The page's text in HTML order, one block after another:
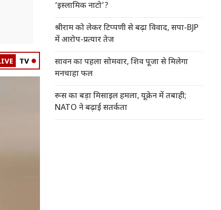
TV
‘इस्लामिक नाटो’?
श्रीराम को लेकर टिप्पणी से बढ़ा विवाद, सपा-BJP
में आरोप-प्रत्यार तेज
सावन का पहला सोमवार, शिव पूजा से मिलेगा
मनचाहा फल
रूस का बड़ा मिसाइल हमला, यूक्रेन में तबाही;
NATO ने बढ़ाई सतर्कता